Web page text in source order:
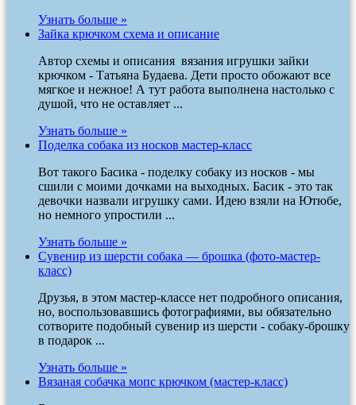
Узнать больше »
Зайка крючком схема и описание
Автор схемы и описания вязания игрушки зайки
крючком - Татьяна Будаева. Дети просто обожают все
мягкое и нежное! А тут работа выполнена настолько с
душой, что не оставляет ...
Узнать больше »
Поделка собака из носков мастер-класс
Вот такого Басика - поделку собаку из носков - мы
сшили с моими дочками на выходных. Басик - это так
девочки назвали игрушку сами. Идею взяли на Ютюбе,
но немного упростили ...
Узнать больше »
Сувенир из шерсти собака — брошка (фото-мастер-
класс)
Друзья, в этом мастер-классе нет подробного описания,
но, воспользовавшись фотографиями, вы обязательно
сотворите подобный сувенир из шерсти - собаку-брошку
в подарок ...
Узнать больше »
Вязаная собачка мопс крючком (мастер-класс)